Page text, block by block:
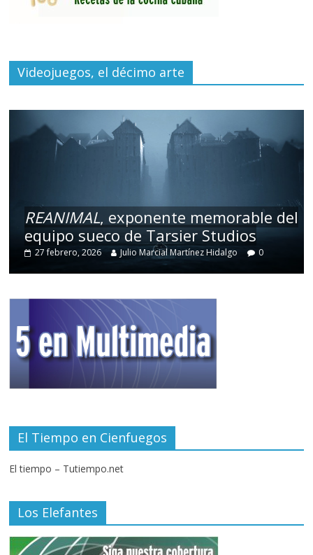
Videojuegos, el décimo arte
REANIMAL, exponente memorable del
equipo sueco de Tarsier Studios
27 febrero, 2026 Julio Marcial Martínez Hidalgo 0
El Tiempo en Cienfuegos
El tiempo – Tutiempo.net
Los Elefantes